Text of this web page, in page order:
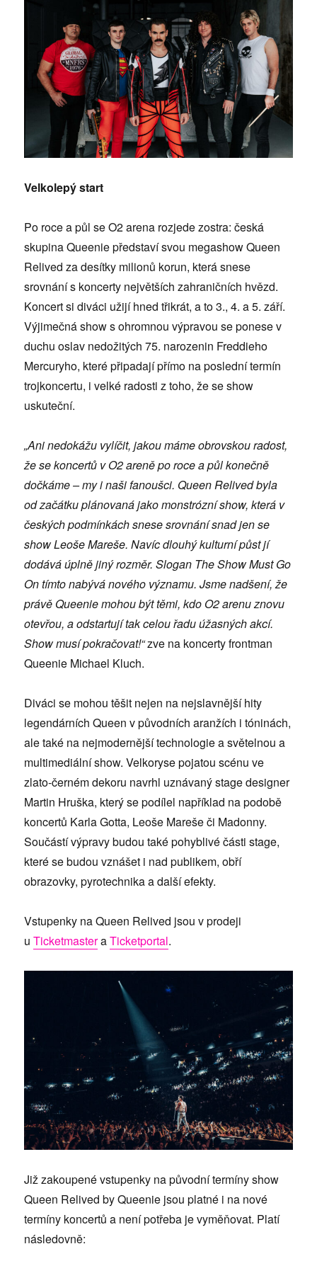
Velkolepý start
Po roce a půl se O2 arena rozjede zostra: česká
skupina Queenie představí svou megashow Queen
Relived za desítky milionů korun, která snese
srovnání s koncerty největších zahraničních hvězd.
Koncert si diváci užijí hned třikrát, a to 3., 4. a 5. září.
Výjimečná show s ohromnou výpravou se ponese v
duchu oslav nedožitých 75. narozenin Freddieho
Mercuryho, které připadají přímo na poslední termín
trojkoncertu, i velké radosti z toho, že se show
uskuteční.
„Ani nedokážu vylíčit, jakou máme obrovskou radost,
že se koncertů v O2 areně po roce a půl konečně
dočkáme – my i naši fanoušci. Queen Relived byla
od začátku plánovaná jako monstrózní show, která v
českých podmínkách snese srovnání snad jen se
show Leoše Mareše. Navíc dlouhý kulturní půst jí
dodává úplně jiný rozměr. Slogan The Show Must Go
On tímto nabývá nového významu. Jsme nadšení, že
právě Queenie mohou být těmi, kdo O2 arenu znovu
otevřou, a odstartují tak celou řadu úžasných akcí.
Show musí pokračovat!“zve na koncerty frontman
Queenie Michael Kluch.
Diváci se mohou těšit nejen na nejslavnější hity
legendárních Queen v původních aranžích i tóninách,
ale také na nejmodernější technologie a světelnou a
multimediální show. Velkoryse pojatou scénu ve
zlato-černém dekoru navrhl uznávaný stage designer
Martin Hruška, který se podílel například na podobě
koncertů Karla Gotta, Leoše Mareše či Madonny.
Součástí výpravy budou také pohyblivé části stage,
které se budou vznášet i nad publikem, obří
obrazovky, pyrotechnika a další efekty.
Vstupenky na Queen Relived jsou v prodeji
uTicketmasteraTicketportal.
Již zakoupené vstupenky na původní termíny show
Queen Relived by Queenie jsou platné i na nové
termíny koncertů a není potřeba je vyměňovat. Platí
následovně: